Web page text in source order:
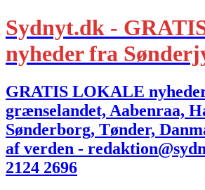
Sydnyt.dk -
nyheder fra
GRATIS LOKALE
grænselandet, Aabenraa,
Sønderborg, Tønder,
af verden -
2124 2696